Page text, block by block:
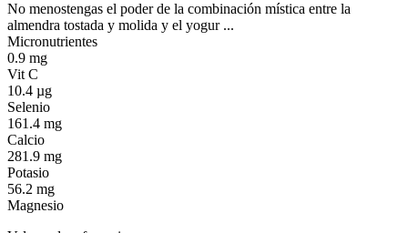
No menostengas el poder de la combinación mística entre la
almendra tostada y molida y el yogur ...
Micronutrientes
0.9 mg
Vit C
10.4 µg
Selenio
161.4 mg
Calcio
281.9 mg
Potasio
56.2 mg
Magnesio